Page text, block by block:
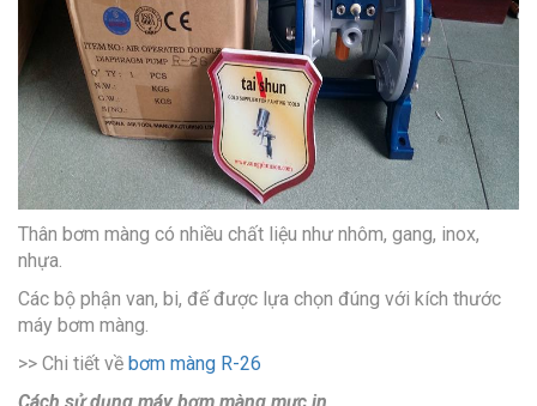
Thân bơm màng có nhiều chất liệu như nhôm, gang, inox,
nhựa.
Các bộ phận van, bi, đế được lựa chọn đúng với kích thước
máy bơm màng.
>> Chi tiết về bơm màng R-26